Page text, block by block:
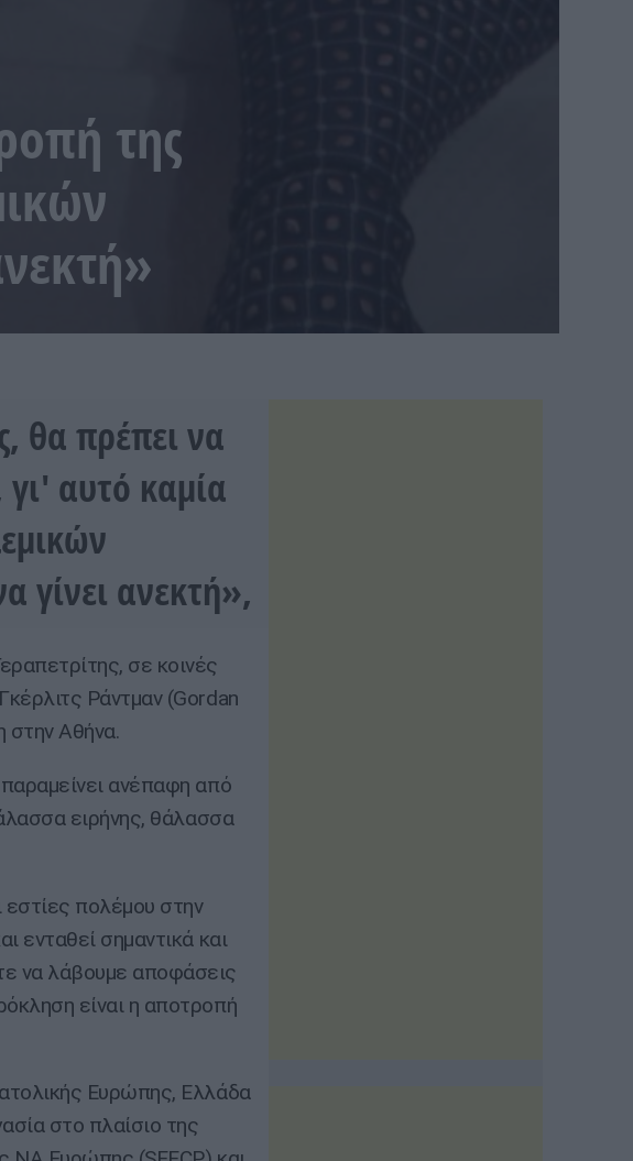
της
θα πρέπει να
αυτό καμία
γίνει ανεκτή»,
σε κοινές
Ράντμαν (Gordan
στην Αθήνα.
ανέπαφη από
ειρήνης, θάλασσα
πολέμου στην
ενταθεί σημαντικά και
να λάβουμε αποφάσεις
είναι η αποτροπή
Ευρώπης, Ελλάδα
στο πλαίσιο της